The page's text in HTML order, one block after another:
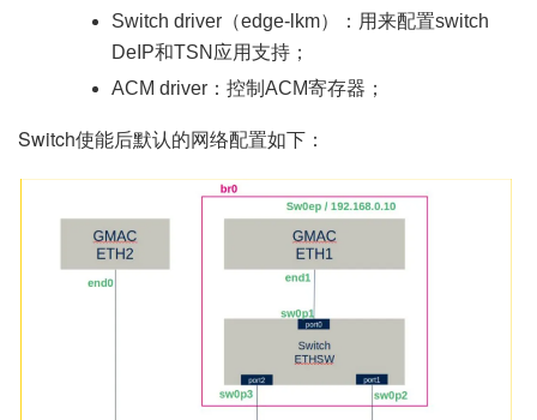
Switch driver（edge-lkm）：用来配置switch
DeIP和TSN应用支持；
ACM driver：控制ACM寄存器；
Switch使能后默认的网络配置如下：